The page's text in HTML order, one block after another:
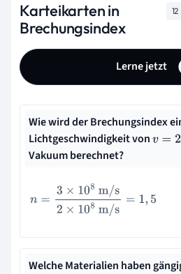
Karteikarten in
Brechungsindex
12
Lerne jetzt
Wie wird der Brechungsindex
Lichtgeschwindigkeit vonv=2×
Vakuum berechnet?
10 8m/s2 ×108m/s = ,5
Welche Materialien haben